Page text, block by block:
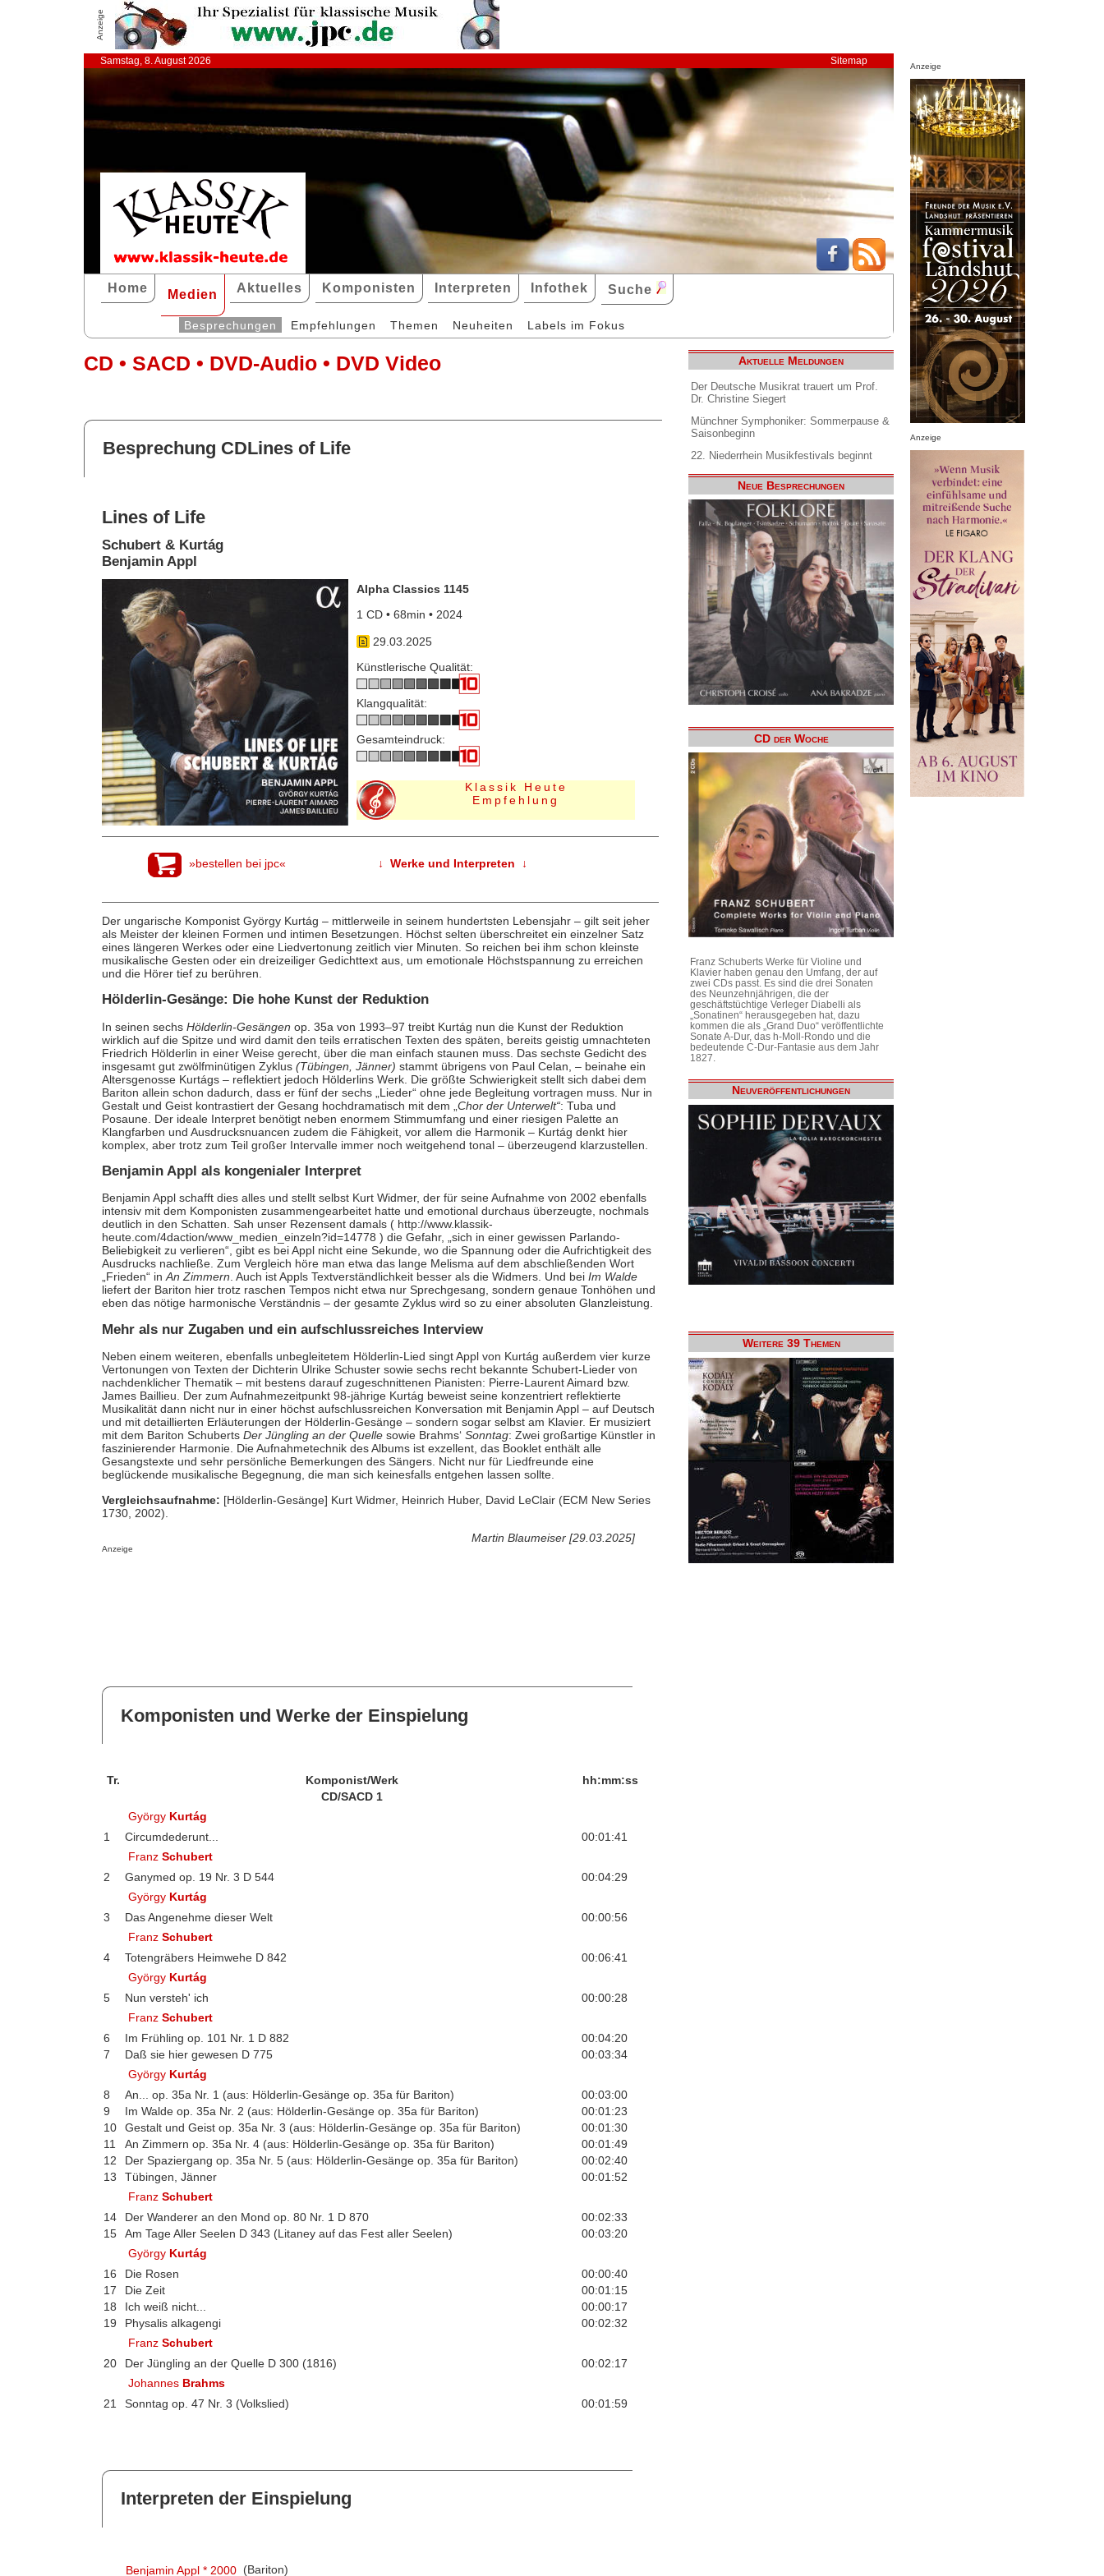
Anzeige
Samstag, 8. August 2026 Sitemap
Home Medien Aktuelles Komponisten Interpreten Infothek Suche
Besprechungen Empfehlungen Themen Neuheiten Labels im Fokus
CD • SACD • DVD-Audio • DVD Video
Besprechung CDLines of Life
Lines of Life
Schubert & Kurtág
Benjamin Appl
Alpha Classics 1145
1 CD • 68min • 2024
29.03.2025
Künstlerische Qualität:
Klangqualität:
Gesamteindruck:
Klassik Heute
Empfehlung
»bestellen bei jpc« ↓ Werke und Interpreten ↓
Der ungarische Komponist György Kurtág – mittlerweile in seinem hundertsten Lebensjahr – gilt seit jeher
als Meister der kleinen Formen und intimen Besetzungen. Höchst selten überschreitet ein einzelner Satz
eines längeren Werkes oder eine Liedvertonung zeitlich vier Minuten. So reichen bei ihm schon kleinste
musikalische Gesten oder ein dreizeiliger Gedichttext aus, um emotionale Höchstspannung zu erreichen
und die Hörer tief zu berühren.
Hölderlin-Gesänge: Die hohe Kunst der Reduktion
In seinen sechs Hölderlin-Gesängen op. 35a von 1993–97 treibt Kurtág nun die Kunst der Reduktion
wirklich auf die Spitze und wird damit den teils erratischen Texten des späten, bereits geistig umnachteten
Friedrich Hölderlin in einer Weise gerecht, über die man einfach staunen muss. Das sechste Gedicht des
insgesamt gut zwölfminütigen Zyklus (Tübingen, Jänner) stammt übrigens von Paul Celan, – beinahe ein
Altersgenosse Kurtágs – reflektiert jedoch Hölderlins Werk. Die größte Schwierigkeit stellt sich dabei dem
Bariton allein schon dadurch, dass er fünf der sechs „Lieder“ ohne jede Begleitung vortragen muss. Nur in
Gestalt und Geist kontrastiert der Gesang hochdramatisch mit dem „ Chor der Unterwelt“: Tuba und
Posaune. Der ideale Interpret benötigt neben enormem Stimmumfang und einer riesigen Palette an
Klangfarben und Ausdrucksnuancen zudem die Fähigkeit, vor allem die Harmonik – Kurtág denkt hier
komplex, aber trotz zum Teil großer Intervalle immer noch weitgehend tonal – überzeugend klarzustellen.
Benjamin Appl als kongenialer Interpret
Benjamin Appl schafft dies alles und stellt selbst Kurt Widmer, der für seine Aufnahme von 2002 ebenfalls
intensiv mit dem Komponisten zusammengearbeitet hatte und emotional durchaus überzeugte, nochmals
deutlich in den Schatten. Sah unser Rezensent damals ( http://www.klassik-
heute.com/4daction/www_medien_einzeln?id=14778 ) die Gefahr, „sich in einer gewissen Parlando-
Beliebigkeit zu verlieren“, gibt es bei Appl nicht eine Sekunde, wo die Spannung oder die Aufrichtigkeit des
Ausdrucks nachließe. Zum Vergleich höre man etwa das lange Melisma auf dem abschließenden Wort
„Frieden“ inAn Zimmern. Auch ist Appls Textverständlichkeit besser als die Widmers. Und bei Im Walde
liefert der Bariton hier trotz raschen Tempos nicht etwa nur Sprechgesang, sondern genaue Tonhöhen und
eben das nötige harmonische Verständnis – der gesamte Zyklus wird so zu einer absoluten Glanzleistung.
Mehr als nur Zugaben und ein aufschlussreiches Interview
Neben einem weiteren, ebenfalls unbegleitetem Hölderlin-Lied singt Appl von Kurtág außerdem vier kurze
Vertonungen von Texten der Dichterin Ulrike Schuster sowie sechs recht bekannte Schubert-Lieder von
nachdenklicher Thematik – mit bestens darauf zugeschnittenen Pianisten: Pierre-Laurent Aimard bzw.
James Baillieu. Der zum Aufnahmezeitpunkt 98-jährige Kurtág beweist seine konzentriert reflektierte
Musikalität dann nicht nur in einer höchst aufschlussreichen Konversation mit Benjamin Appl – auf Deutsch
und mit detaillierten Erläuterungen der Hölderlin-Gesänge – sondern sogar selbst am Klavier. Er musiziert
mit dem Bariton Schuberts Der Jüngling an der Quellesowie Brahms‘ Sonntag: Zwei großartige Künstler in
faszinierender Harmonie. Die Aufnahmetechnik des Albums ist exzellent, das Booklet enthält alle
Gesangstexte und sehr persönliche Bemerkungen des Sängers. Nicht nur für Liedfreunde eine
beglückende musikalische Begegnung, die man sich keinesfalls entgehen lassen sollte.
Vergleichsaufnahme: [Hölderlin-Gesänge] Kurt Widmer, Heinrich Huber, David LeClair (ECM New Series
1730, 2002).
Martin Blaumeiser [29.03.2025]
Anzeige
Komponisten und Werke der Einspielung
Tr. Komponist/Werk
hh:mm:ss
CD/SACD 1
György Kurtág
1
Circumdederunt...
00:01:41
FranzSchubert
2
Ganymed op. 19 Nr. 3 D 544
00:04:29
György Kurtág
3
Das Angenehme dieser Welt
00:00:56
FranzSchubert
4
Totengräbers Heimwehe D 842
00:06:41
György Kurtág
5
Nun versteh' ich
00:00:28
FranzSchubert
6
Im Frühling op. 101 Nr. 1 D 882
00:04:20
7
Daß sie hier gewesen D 775
00:03:34
György Kurtág
8
An... op. 35a Nr. 1 (aus: Hölderlin-Gesänge op. 35a für Bariton)
00:03:00
9
Im Walde op. 35a Nr. 2 (aus: Hölderlin-Gesänge op. 35a für Bariton)
00:01:23
10
Gestalt und Geist op. 35a Nr. 3 (aus: Hölderlin-Gesänge op. 35a für Bariton)
00:01:30
11
An Zimmern op. 35a Nr. 4 (aus: Hölderlin-Gesänge op. 35a für Bariton)
00:01:49
12
Der Spaziergang op. 35a Nr. 5 (aus: Hölderlin-Gesänge op. 35a für Bariton)
00:02:40
13
Tübingen, Jänner
00:01:52
FranzSchubert
14
Der Wanderer an den Mond op. 80 Nr. 1 D 870
00:02:33
15
Am Tage Aller Seelen D 343 (Litaney auf das Fest aller Seelen)
00:03:20
György Kurtág
16
Die Rosen
00:00:40
17
Die Zeit
00:01:15
18
Ich weiß nicht...
00:00:17
19
Physalis alkagengi
00:02:32
FranzSchubert
20
Der Jüngling an der Quelle D 300 (1816)
00:02:17
Johannes Brahms
21
Sonntag op. 47 Nr. 3 (Volkslied) 00:01:59
Interpreten der Einspielung
Benjamin Appl * 2000 (Bariton)
Aktuelle Meldungen
Der Deutsche Musikrat trauert um Prof.
Dr. Christine Siegert
Münchner Symphoniker: Sommerpause &
Saisonbeginn
22. Niederrhein Musikfestivals beginnt
Neue Besprechungen
CD der Woche
Franz Schuberts Werke für Violine und
Klavier haben genau den Umfang, der auf
zwei CDs passt. Es sind die drei Sonaten
des Neunzehnjährigen, die der
geschäftstüchtige Verleger Diabelli als
„Sonatinen“ herausgegeben hat, dazu
kommen die als „Grand Duo“ veröffentlichte
Sonate A-Dur, das h-Moll-Rondo und die
bedeutende C-Dur-Fantasie aus dem Jahr
1827.
Neuveröffentlichungen
Weitere 39 Themen
Anzeige
Anzeige